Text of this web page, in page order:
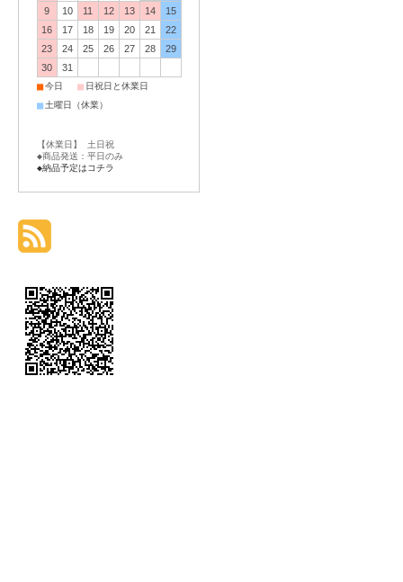
9
10 11 12 13 14
15
16
17 18 19 20 21
22
23
24 25 26 27 28
29
30
31
■今日 ■ 日祝日と休業日
■ 土曜日（休業）
【休業日】 土日祝
◆商品発送：平日のみ
◆納品予定はコチラ